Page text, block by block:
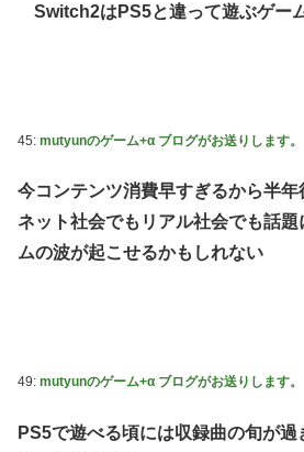
Switch2はPS5と違って遊ぶゲー
45: mutyunのゲーム+α ブログがお送りします。
今コンテンツ消費早すぎるから半
ネット社会でもリアル社会でも話
ムの波が起こせるかもしれない
49: mutyunのゲーム+α ブログがお送りします。
PS5で遊べる頃には収録曲の旬が